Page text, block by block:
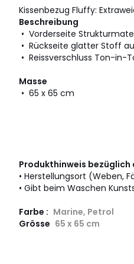
Kissenbezug Fluffy:
Beschreibung
• Vorderseite
• Rückseite glatter Stoff
• Reissverschluss Ton-in-
Masse
• 65 x 65 cm
Produkthinweis
• Herstellungsort (Weben,
• Gibt beim Waschen
Farbe : Marine, Petrol
Grösse 65 x 65 cm